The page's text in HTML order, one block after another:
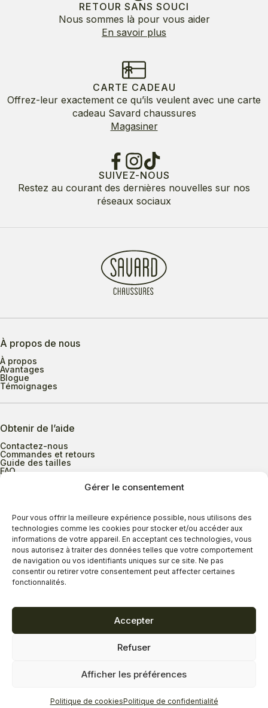
Gérer le consentement
Pour vous offrir la meilleure expérience possible, nous utilisons des
technologies comme les cookies pour stocker et/ou accéder aux
informations de votre appareil. En acceptant ces technologies, vous
nous autorisez à traiter des données telles que votre comportement
de navigation ou vos identifiants uniques sur ce site. Ne pas
consentir ou retirer votre consentement peut affecter certaines
fonctionnalités.
Accepter
Refuser
Afficher les préférences
Politique de cookiesPolitique de confidentialité
RETOUR SANS SOUCI
Nous sommes là pour vous aider
En savoir plus
CARTE CADEAU
Offrez-leur exactement ce qu’ils veulent avec une carte
cadeau Savard chaussures
Magasiner
SUIVEZ-NOUS
Restez au courant des dernières nouvelles sur nos
réseaux sociaux
À propos de nous
À propos
Avantages
Blogue
Témoignages
Obtenir de l’aide
Contactez-nous
Commandes et retours
Guide des tailles
FAQ
Heures d’ouverture
Lundi au mercredi
9h00 à 17h30
Jeudi
9h00 à 20h00
Vendredi
9h00 à 18h00
Dimanche
11h00 à 16h30
Termes et conditions
Réalisation Zonart Communications